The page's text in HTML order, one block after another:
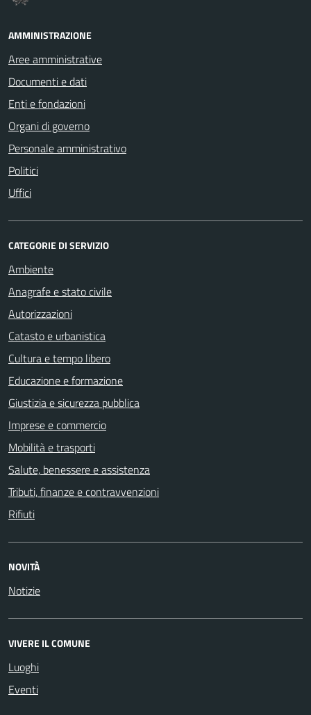
AMMINISTRAZIONE
Aree amministrative
Documenti e dati
Enti e fondazioni
Organi di governo
Personale amministrativo
Politici
Uffici
CATEGORIE DI SERVIZIO
Ambiente
Anagrafe e stato civile
Autorizzazioni
Catasto e urbanistica
Cultura e tempo libero
Educazione e formazione
Giustizia e sicurezza pubblica
Imprese e commercio
Mobilità e trasporti
Salute, benessere e assistenza
Tributi, finanze e contravvenzioni
Rifiuti
NOVITÀ
Notizie
VIVERE IL COMUNE
Luoghi
Eventi